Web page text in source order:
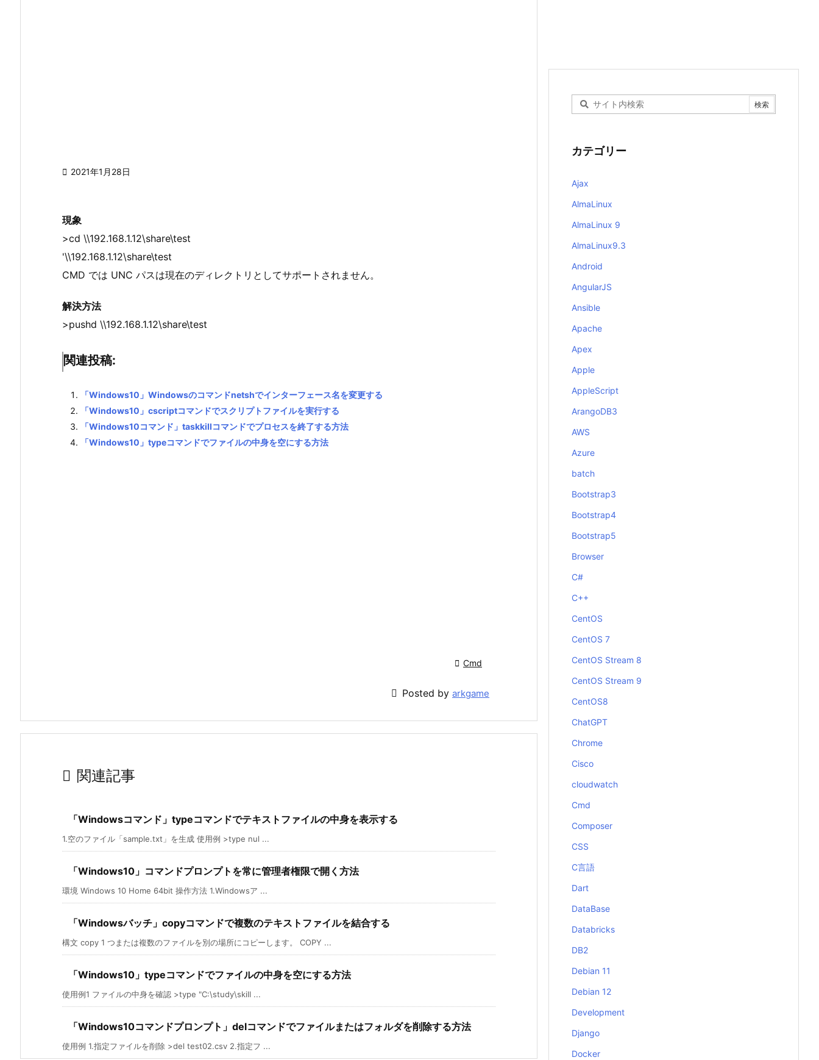
 2021年1月28日
現象
>cd \\192.168.1.12\share\test
'\\192.168.1.12\share\test
CMD では UNC パスは現在のディレクトリとしてサポートされません。
解決方法
>pushd \\192.168.1.12\share\test
関連投稿:
「Windows10」Windowsのコマンドnetshでインターフェース名を変更する
「Windows10」cscriptコマンドでスクリプトファイルを実行する
「Windows10コマンド」taskkillコマンドでプロセスを終了する方法
「Windows10」typeコマンドでファイルの中身を空にする方法
 Cmd
 Posted by arkgame
 関連記事
「Windowsコマンド」typeコマンドでテキストファイルの中身を表示する
1.空のファイル「sample.txt」を生成 使用例 >type nul ...
「Windows10」コマンドプロンプトを常に管理者権限で開く方法
環境 Windows 10 Home 64bit 操作方法 1.Windowsア ...
「Windowsバッチ」copyコマンドで複数のテキストファイルを結合する
構文 copy 1 つまたは複数のファイルを別の場所にコピーします。 COPY ...
「Windows10」typeコマンドでファイルの中身を空にする方法
使用例1 ファイルの中身を確認 >type "C:\study\skill ...
「Windows10コマンドプロンプト」delコマンドでファイルまたはフォルダを削除する方法
使用例 1.指定ファイルを削除 >del test02.csv 2.指定フ ...
カテゴリー
Ajax
AlmaLinux
AlmaLinux 9
AlmaLinux9.3
Android
AngularJS
Ansible
Apache
Apex
Apple
AppleScript
ArangoDB3
AWS
Azure
batch
Bootstrap3
Bootstrap4
Bootstrap5
Browser
C#
C++
CentOS
CentOS 7
CentOS Stream 8
CentOS Stream 9
CentOS8
ChatGPT
Chrome
Cisco
cloudwatch
Cmd
Composer
CSS
C言語
Dart
DataBase
Databricks
DB2
Debian 11
Debian 12
Development
Django
Docker